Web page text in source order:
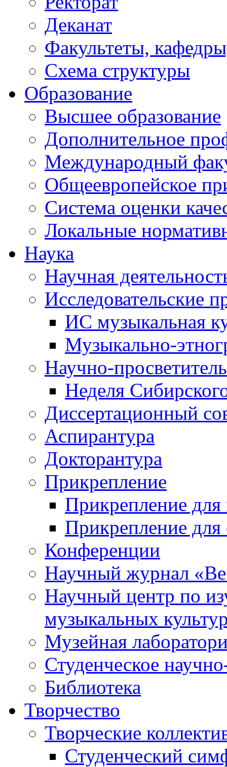
Деканат
Факультеты,
Схема структуры
Образование
Высшее образование
Дополнительное
Международный
Общеевропейское
Система оценки
Локальные
Наука
Научная
Исследовательские
ИС музыкальная
Музыкально-
Научно-
Неделя
Диссертационный
Аспирантура
Докторантура
Прикрепление
Прикрепление для
Прикрепление для
Конференции
Научный журнал
Научный центр по
музыкальных
Музейная
Студенческое
Библиотека
Творчество
Творческие
Студенческий